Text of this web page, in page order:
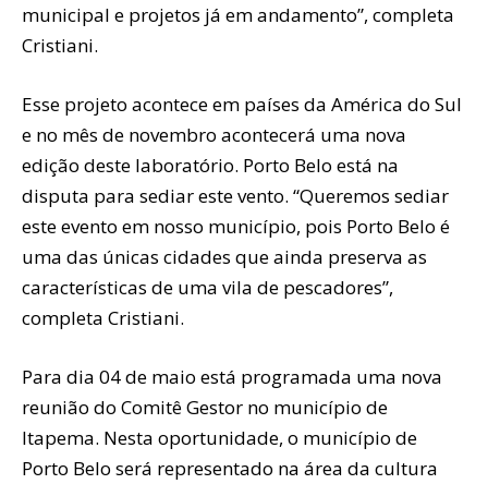
municipal e projetos já em andamento”, completa
Cristiani.
Esse projeto acontece em países da América do Sul
e no mês de novembro acontecerá uma nova
edição deste laboratório. Porto Belo está na
disputa para sediar este vento. “Queremos sediar
este evento em nosso município, pois Porto Belo é
uma das únicas cidades que ainda preserva as
características de uma vila de pescadores”,
completa Cristiani.
Para dia 04 de maio está programada uma nova
reunião do Comitê Gestor no município de
Itapema. Nesta oportunidade, o município de
Porto Belo será representado na área da cultura